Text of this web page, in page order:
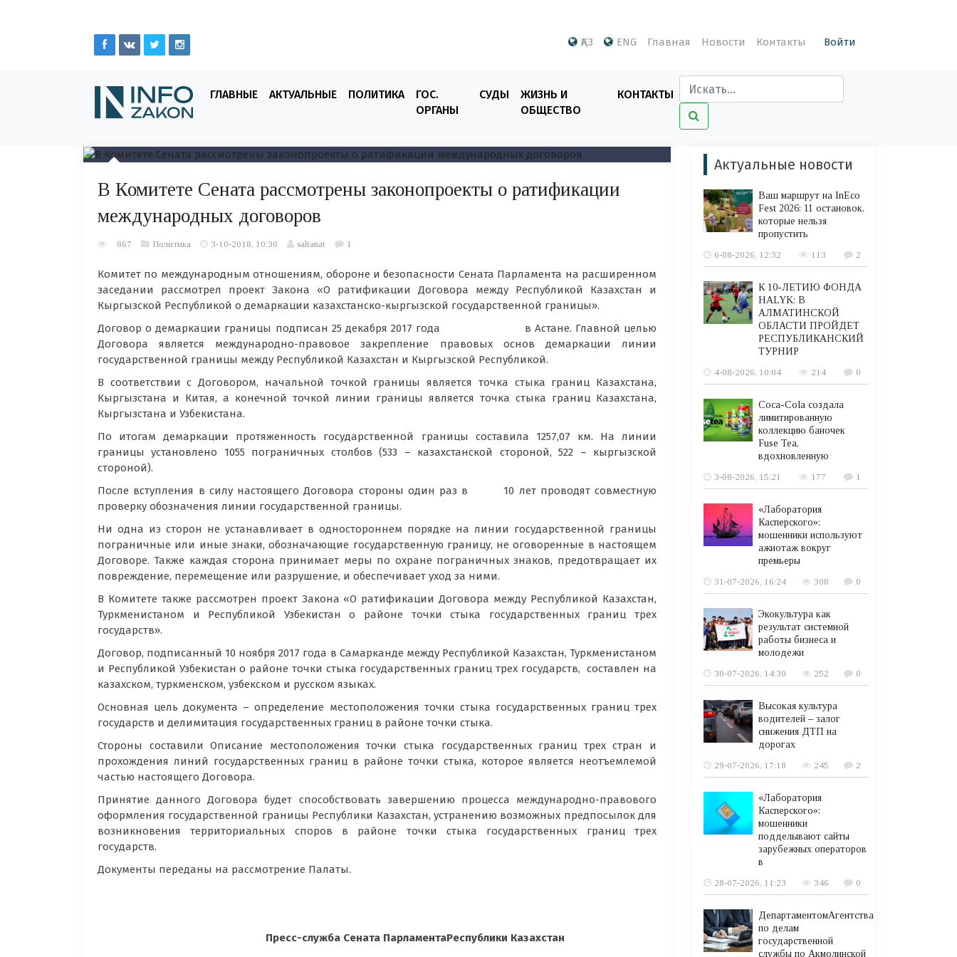
ҚАЗ ENG Главная Новости Контакты Войти
ГЛАВНЫЕ АКТУАЛЬНЫЕ ПОЛИТИКА
ГОС.
ОРГАНЫ
СУДЫ
ЖИЗНЬ И
ОБЩЕСТВО
КОНТАКТЫ
В Комитете Сената рассмотрены законопроекты о ратификации
международных договоров
867 Политика 3-10-2018, 10:30 saltanat 1
Комитет по международным отношениям, обороне и безопасности Сената Парламента на расширенном
заседании рассмотрел проект Закона «О ратификации Договора между Республикой Казахстан и
Кыргызской Республикой о демаркации казахстанско-кыргызской государственной границы».
Договор о демаркации границы подписан 25 декабря 2017 года в Астане. Главной целью
Договора является международно-правовое закрепление правовых основ демаркации линии
государственной границы между Республикой Казахстан и Кыргызской Республикой.
В соответствии с Договором, начальной точкой границы является точка стыка границ Казахстана,
Кыргызстана и Китая, а конечной точкой линии границы является точка стыка границ Казахстана,
Кыргызстана и Узбекистана.
По итогам демаркации протяженность государственной границы составила 1257,07 км. На линии
границы установлено 1055 пограничных столбов (533 – казахстанской стороной, 522 – кыргызской
стороной).
После вступления в силу настоящего Договора стороны один раз в 10 лет проводят совместную
проверку обозначения линии государственной границы.
Ни одна из сторон не устанавливает в одностороннем порядке на линии государственной границы
пограничные или иные знаки, обозначающие государственную границу, не оговоренные в настоящем
Договоре. Также каждая сторона принимает меры по охране пограничных знаков, предотвращает их
повреждение, перемещение или разрушение, и обеспечивает уход за ними.
В Комитете также рассмотрен проект Закона «О ратификации Договора между Республикой Казахстан,
Туркменистаном и Республикой Узбекистан о районе точки стыка государственных границ трех
государств».
Договор, подписанный 10 ноября 2017 года в Самарканде между Республикой Казахстан, Туркменистаном
и Республикой Узбекистан о районе точки стыка государственных границ трех государств, составлен на
казахском, туркменском, узбекском и русском языках.
Основная цель документа – определение местоположения точки стыка государственных границ трех
государств и делимитация государственных границ в районе точки стыка.
Стороны составили Описание местоположения точки стыка государственных границ трех стран и
прохождения линий государственных границ в районе точки стыка, которое является неотъемлемой
частью настоящего Договора.
Принятие данного Договора будет способствовать завершению процесса международно-правового
оформления государственной границы Республики Казахстан, устранению возможных предпосылок для
возникновения территориальных споров в районе точки стыка государственных границ трех
государств.
Документы переданы на рассмотрение Палаты.
Пресс-служба Сената ПарламентаРеспублики Казахстан
Актуальные новости
Ваш маршрут на InEco
Fest 2026: 11 остановок,
которые нельзя
пропустить
6-08-2026, 12:32
113 2
К 10-ЛЕТИЮ ФОНДА
HALYK: В
АЛМАТИНСКОЙ
ОБЛАСТИ ПРОЙДЕТ
РЕСПУБЛИКАНСКИЙ
ТУРНИР
4-08-2026, 10:04
214 0
Coca-Cola создала
лимитированную
коллекцию баночек
Fuse Tea,
вдохновленную
3-08-2026, 15:21
177 1
«Лаборатория
Касперского»:
мошенники используют
ажиотаж вокруг
премьеры
31-07-2026, 16:24
308 0
Экокультура как
результат системной
работы бизнеса и
молодежи
30-07-2026, 14:30
252 0
Высокая культура
водителей – залог
снижения ДТП на
дорогах
29-07-2026, 17:18
245 2
«Лаборатория
Касперского»:
мошенники
подделывают сайты
зарубежных операторов
в
28-07-2026, 11:23
346 0
ДепартаментомАгентства
по делам
государственной
службы по Акмолинской